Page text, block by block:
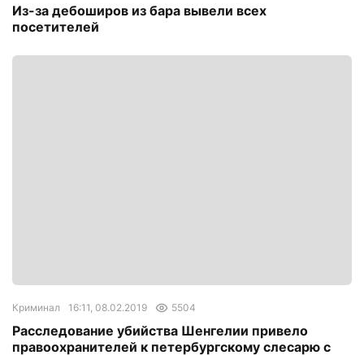
Из-за дебоширов из бара вывели всех
посетителей
Криминал 16:11, 08.02.2019 5504
Расследование убийства Шенгелии привело
правоохранителей к петербургскому слесарю с